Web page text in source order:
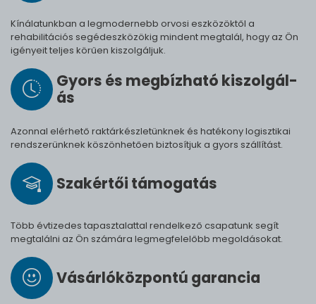
Kínálatunkban a legmodernebb orvosi eszközöktől a
rehabilitációs segédeszközökig mindent megtalál, hogy az Ön
igényeit teljes körűen kiszolgáljuk.
Gyors és meg­bíz­ha­tó ki­szol­gál­
ás
Azonnal elérhető raktárkészletünknek és hatékony logisztikai
rendszerünknek köszönhetően biztosítjuk a gyors szállítást.
Szak­értői tá­mo­ga­tás
Több évtizedes tapasztalattal rendelkező csapatunk segít
megtalálni az Ön számára legmegfelelőbb megoldásokat.
Vásárló­köz­pontú ga­ran­cia